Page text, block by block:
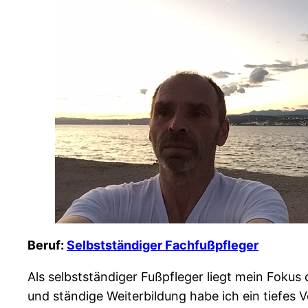
Beruf: Selbstständiger Fachfußpfleger
Als selbstständiger Fußpfleger liegt mein
und ständige Weiterbildung habe ich ein tiefes